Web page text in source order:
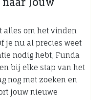
alles om het vinden
je nu al precies weet
nodig hebt, Funda
bij elke stap van het
nog met zoeken en
jouw nieuwe